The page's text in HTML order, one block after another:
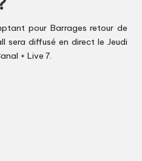
pour Barrages retour de
sera diffusé en direct le Jeudi
+ Live 7.